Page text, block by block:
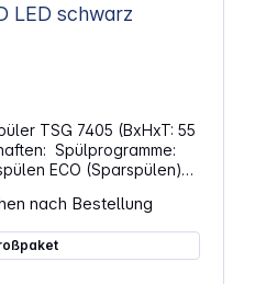
LED schwarz
TSG 7405 (BxHxT: 55
nach Bestellung